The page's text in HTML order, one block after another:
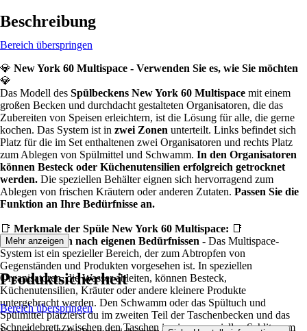
Beschreibung
Bereich überspringen
💎 New York 60 Multispace - Verwenden Sie es, wie Sie möchten
💎
Das Modell des Spülbeckens New York 60 Multispace mit einem
großen Becken und durchdacht gestalteten Organisatoren, die das
Zubereiten von Speisen erleichtern, ist die Lösung für alle, die gerne
kochen. Das System ist in zwei Zonen unterteilt. Links befindet sich
Platz für die im Set enthaltenen zwei Organisatoren und rechts Platz
zum Ablegen von Spülmittel und Schwamm. In den Organisatoren
können Besteck oder Küchenutensilien erfolgreich getrocknet
werden. Die speziellen Behälter eignen sich hervorragend zum
Ablegen von frischen Kräutern oder anderen Zutaten. Passen Sie die
Funktion an Ihre Bedürfnisse an.
📑 Merkmale der Spüle New York 60 Multispace: 📑
✅Organisation nach eigenen Bedürfnissen - Das Multispace-
System ist ein spezieller Bereich, der zum Abtropfen von
Gegenständen und Produkten vorgesehen ist. In speziellen
Organisatoren, die Wasser ableiten, können Besteck,
Küchenutensilien, Kräuter oder andere kleinere Produkte
untergebracht werden. Den Schwamm oder das Spültuch und
Spülmittel platzierst du im zweiten Teil der Taschenbecken und das
Schneidebrett zwischen den Taschen in einem speziellen Schlitz, um
Mehr anzeigen
Produktsicherheit
Bereich überspringen